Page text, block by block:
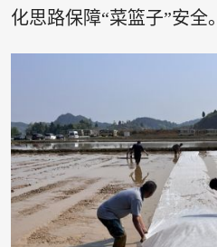
化思路保障“菜篮子”安全。